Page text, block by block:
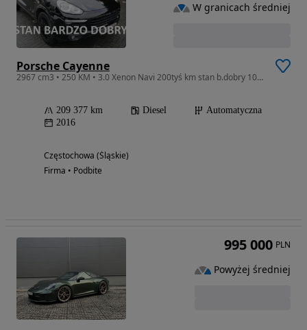
Porsche Cayenne
2967 cm3 • 250 KM • 3.0 Xenon Navi 200tyś km stan b.dobry 100%bezwypadkowy Gwarancja 12mcy
209 377 km Diesel
Automatyczna
2016
Częstochowa (Śląskie)
Firma • Podbite
W granicach średniej
995 000 PLN
Powyżej średniej